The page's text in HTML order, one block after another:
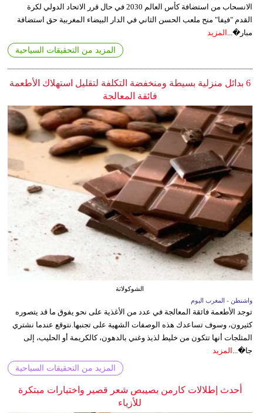
الانسحاب من استضافة كأس العالم 2030 في حال قرر الاتحاد الدولي لكرة
القدم "فيفا" منح ملعب الحسن الثاني في الدار البيضاء المغربية حق استضافة
مبار�... المزيد
المزيد من التحقيقات السياحية
6 بدائل منزلية بسيطة ومنخفضة التكلفة لتقليل استهلاك الأطعمة
فائقة المعالجة
الشوكولاتة
واشنطن - المغرب اليوم
توجد الأطعمة فائقة المعالجة في عدد من الأغذية على نحو يفوق ما قد يتصوره
كثيرون، وسوف تساعدك هذه الوصفات الشهية على تجنبها.نتوقع عندما نشتري
المثلجات أنها تتكون من خليط لذيذ وغني بالدهون، كالكريمة أو الحليب، إلى
جا�...
المزيد
المزيد من التحقيقات السياحية
أحدث إطلالات كارمن بصيبص شعر قصير واختيارات مبتكرة
للأزياء